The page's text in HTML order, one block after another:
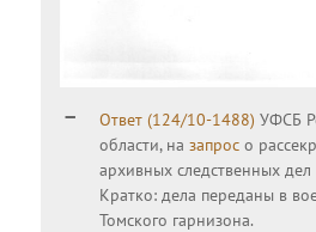
Ответ (124/10-1488) УФСБ
области, назапрос о
архивных следственных
Кратко: дела переданы в
Томского гарнизона.